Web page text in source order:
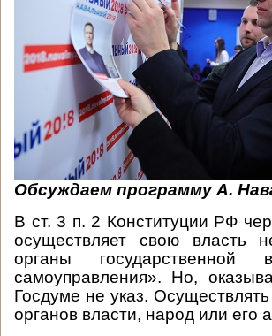
Обсуждаем программу А.
В ст. 3 п. 2 Конституции РФ
осуществляет свою власть
органы
самоуправления». Но,
Госдуме не указ.
органов власти, народ или его